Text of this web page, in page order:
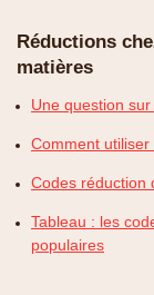
Réductions
matières
Une question
Comment
Codes réduction
Tableau : les
populaires